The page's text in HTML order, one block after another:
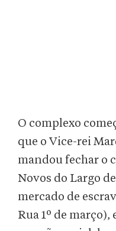
O complexo
que o Vice-rei
mandou fechar o
Novos do Largo
mercado de
Rua 1º de março),